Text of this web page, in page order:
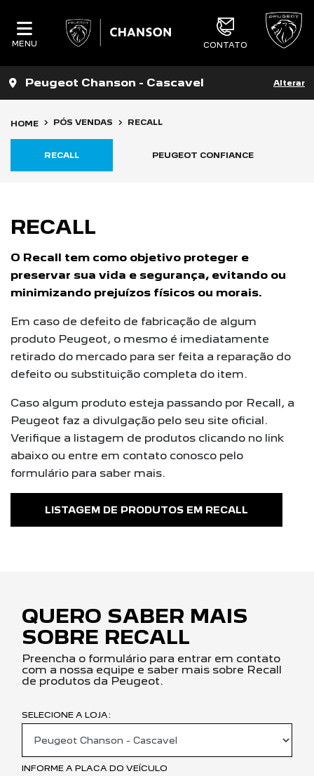
MENU CONTATO
Peugeot Chanson - Cascavel Alterar
HOME PÓS VENDAS RECALL
PEUGEOT CONFIANCE
RECALL
RECALL
O Recall tem como objetivo proteger e
preservar sua vida e segurança, evitando ou
minimizando prejuízos físicos ou morais.
Em caso de defeito de fabricação de algum
produto Peugeot, o mesmo é imediatamente
retirado do mercado para ser feita a reparação do
defeito ou substituição completa do item.
Caso algum produto esteja passando por Recall, a
Peugeot faz a divulgação pelo seu site oficial.
Verifique a listagem de produtos clicando no link
abaixo ou entre em contato conosco pelo
formulário para saber mais.
LISTAGEM DE PRODUTOS EM RECALL
QUERO SABER MAIS
SOBRE RECALL
Preencha o formulário para entrar em contato
com a nossa equipe e saber mais sobre Recall
de produtos da Peugeot.
SELECIONE A LOJA:
INFORME A PLACA DO VEÍCULO